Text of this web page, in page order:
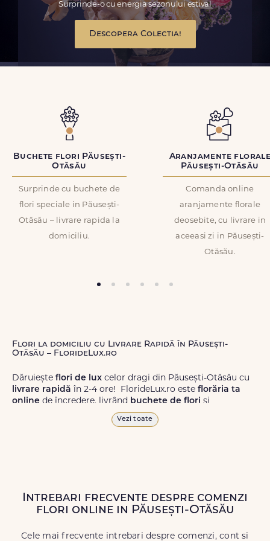
Surprinde-o cu energia sezonului estival
Descopera Colectia!
Buchete flori Păusești-
Otăsău
Surprinde cu buchete de
flori speciale in Păusești-
Otăsău – livrare rapida la
domiciliu.
Aranjamente
Păusești-Otăsău
Comanda online
aranjamente florale
deosebite, cu livrare in
aceeasi zi in Păusești-
Otăsău.
Flori la domiciliu cu Livrare Rapidă în Păusești-
Otăsău – FlorideLux.ro
Dăruiește flori de lux celor dragi din Păusești-Otăsău cu
livrare rapidă în 2-4 ore! FlorideLux.ro este florăria ta
online de încredere, livrând buchete de flori și
de calitate superioară în Păusești-
Otăsău și în toată România.
Livrăm buchete de flori chiar și înweekend
, pentru ca tu
Vezi toate
Intrebari frecvente despre comenzi
flori online in Păusești-Otăsău
Cele mai frecvente intrebari despre comenzi, cont si